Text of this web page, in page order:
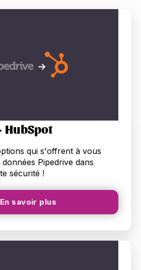
HubSpot
qui s'offrent à vous
Pipedrive dans
sécurité !
En savoir plus